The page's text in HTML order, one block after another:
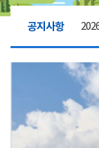
공지사항
캠